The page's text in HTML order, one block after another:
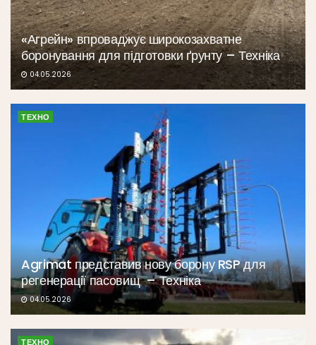
«Агрейн» впроваджує широкозахватне
боронування для підготовки ґрунту – Техніка
04.05.2026
ТЕХНО
Agrimat представив нову борону RSP для
регенерації пасовищ – Техніка
04.05.2026
ТЕХНО